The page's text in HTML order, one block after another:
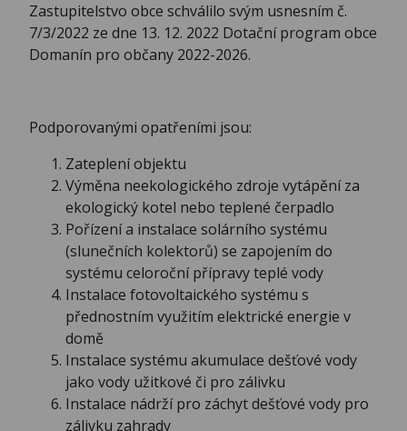
Zastupitelstvo obce schválilo svým usnesním č.
7/3/2022 ze dne 13. 12. 2022 Dotační program obce
Domanín pro občany 2022-2026.
Podporovanými opatřeními jsou:
Zateplení objektu
Výměna neekologického zdroje vytápění za
ekologický kotel nebo teplené čerpadlo
Pořízení a instalace solárního systému
(slunečních kolektorů) se zapojením do
systému celoroční přípravy teplé vody
Instalace fotovoltaického systému s
přednostním využitím elektrické energie v
domě
Instalace systému akumulace dešťové vody
jako vody užitkové či pro zálivku
Instalace nádrží pro záchyt dešťové vody pro
zálivku zahrady